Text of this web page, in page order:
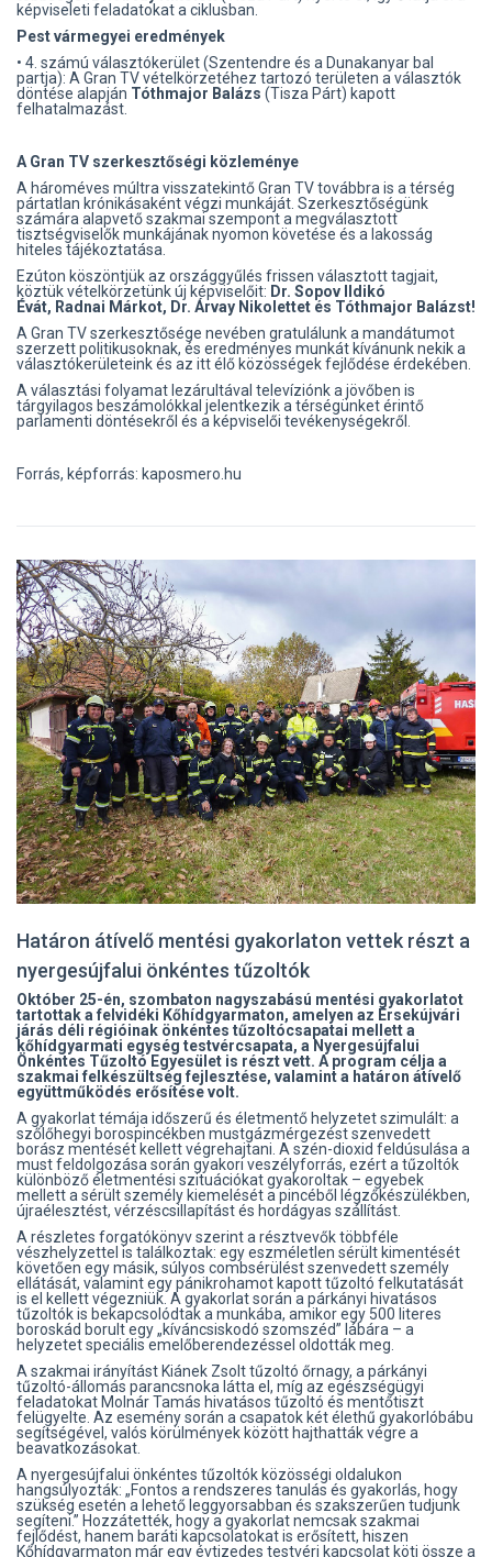
képviseleti feladatokat a ciklusban.
Pest vármegyei eredmények
• 4. számú választókerület (Szentendre és a Dunakanyar bal
partja): A Gran TV vételkörzetéhez tartozó területen a választók
döntése alapján Tóthmajor Balázs (Tisza Párt) kapott
felhatalmazást.
A Gran TV szerkesztőségi közleménye
A hároméves múltra visszatekintő Gran TV továbbra is a térség
pártatlan krónikásaként végzi munkáját. Szerkesztőségünk
számára alapvető szakmai szempont a megválasztott
tisztségviselők munkájának nyomon követése és a lakosság
hiteles tájékoztatása.
Ezúton köszöntjük az országgyűlés frissen választott tagjait,
köztük vételkörzetünk új képviselőit: Dr. Sopov Ildikó
Évát, Radnai Márkot, Dr. Árvay Nikolettet és Tóthmajor Balázst!
A Gran TV szerkesztősége nevében gratulálunk a mandátumot
szerzett politikusoknak, és eredményes munkát kívánunk nekik a
választókerületeink és az itt élő közösségek fejlődése érdekében.
A választási folyamat lezárultával televíziónk a jövőben is
tárgyilagos beszámolókkal jelentkezik a térségünket érintő
parlamenti döntésekről és a képviselői tevékenységekről.
Forrás, képforrás: kaposmero.hu
Határon átívelő mentési gyakorlaton vettek részt a
nyergesújfalui önkéntes tűzoltók
Október 25-én, szombaton nagyszabású mentési gyakorlatot
tartottak a felvidéki Kőhídgyarmaton, amelyen az Érsekújvári
járás déli régióinak önkéntes tűzoltócsapatai mellett a
kőhídgyarmati egység testvércsapata, a Nyergesújfalui
Önkéntes Tűzoltó Egyesület is részt vett. A program célja a
szakmai felkészültség fejlesztése, valamint a határon átívelő
együttműködés erősítése volt.
A gyakorlat témája időszerű és életmentő helyzetet szimulált: a
szőlőhegyi borospincékben mustgázmérgezést szenvedett
borász mentését kellett végrehajtani. A szén-dioxid feldúsulása a
must feldolgozása során gyakori veszélyforrás, ezért a tűzoltók
különböző életmentési szituációkat gyakoroltak – egyebek
mellett a sérült személy kiemelését a pincéből légzőkészülékben,
újraélesztést, vérzéscsillapítást és hordágyas szállítást.
A részletes forgatókönyv szerint a résztvevők többféle
vészhelyzettel is találkoztak: egy eszméletlen sérült kimentését
követően egy másik, súlyos combsérülést szenvedett személy
ellátását, valamint egy pánikrohamot kapott tűzoltó felkutatását
is el kellett végezniük. A gyakorlat során a párkányi hivatásos
tűzoltók is bekapcsolódtak a munkába, amikor egy 500 literes
boroskád borult egy „kíváncsiskodó szomszéd” lábára – a
helyzetet speciális emelőberendezéssel oldották meg.
A szakmai irányítást Kiánek Zsolt tűzoltó őrnagy, a párkányi
tűzoltó-állomás parancsnoka látta el, míg az egészségügyi
feladatokat Molnár Tamás hivatásos tűzoltó és mentőtiszt
felügyelte. Az esemény során a csapatok két élethű gyakorlóbábu
segítségével, valós körülmények között hajthatták végre a
beavatkozásokat.
A nyergesújfalui önkéntes tűzoltók közösségi oldalukon
hangsúlyozták: „Fontos a rendszeres tanulás és gyakorlás, hogy
szükség esetén a lehető leggyorsabban és szakszerűen tudjunk
segíteni.” Hozzátették, hogy a gyakorlat nemcsak szakmai
fejlődést, hanem baráti kapcsolatokat is erősített, hiszen
Kőhídgyarmaton már egy évtizedes testvéri kapcsolat köti össze a